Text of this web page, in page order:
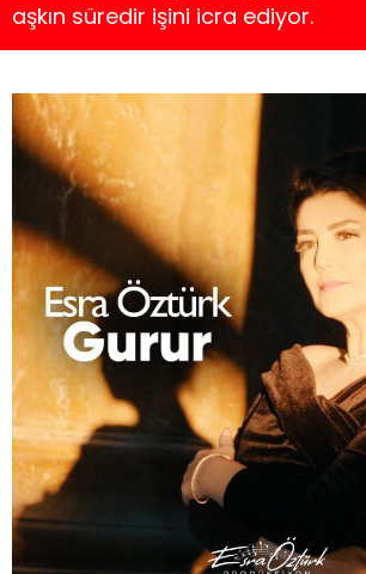
aşkın süredir işini icra ediyor.